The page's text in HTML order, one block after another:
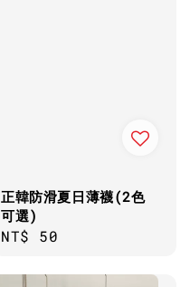
正韓防滑夏日薄襪(2色
可選)
Regular
NT$ 50